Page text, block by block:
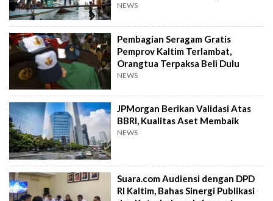
NEWS
Pembagian Seragam Gratis
Pemprov Kaltim Terlambat,
Orangtua Terpaksa Beli Dulu
NEWS
JPMorgan Berikan Validasi Atas
BBRI, Kualitas Aset Membaik
NEWS
Suara.com Audiensi dengan DPD
RI Kaltim, Bahas Sinergi Publikasi